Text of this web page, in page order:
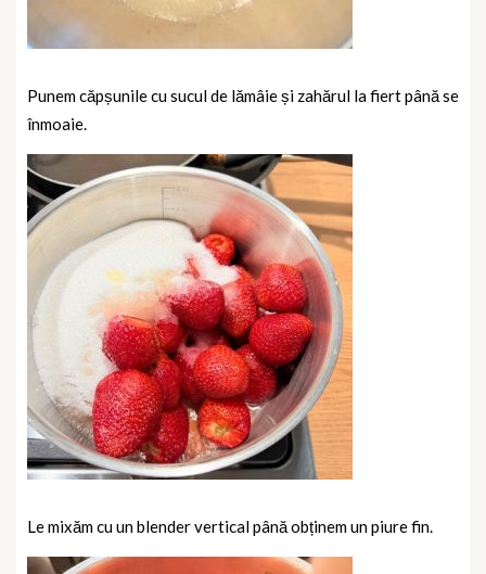
Punem căpșunile cu sucul de lămâie și zahărul la fiert până se
înmoaie.
Le mixăm cu un blender vertical până obținem un piure fin.